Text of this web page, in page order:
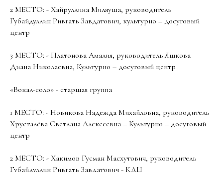
2 МЕСТО: - Хайруллина Миляуша, руководитель
Губайдуллин Ривгать Завдатович, культурно – досуговый
центр
3 МЕСТО: - Платонова Амалия, руководитель Яшкова
Диана Николаевна, Культурно – досуговый центр
«Вокал-соло» - старшая группа
1 МЕСТО: - Новикова Надежда Михайловна, руководитель
Хрусталёва Светлана Алексеевна – Культурно – досуговый
центр
2 МЕСТО: - Хакимов Гусман Масхутович, руководитель
Губайдуллин Ривгать Завдатович - КДЦ